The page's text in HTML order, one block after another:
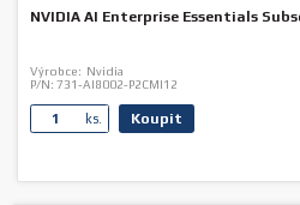
NVIDIA AI Enterprise Essentials
Výrobce: Nvidia
P/N: 731-AI8002-P2CMI12
ks. Koupit